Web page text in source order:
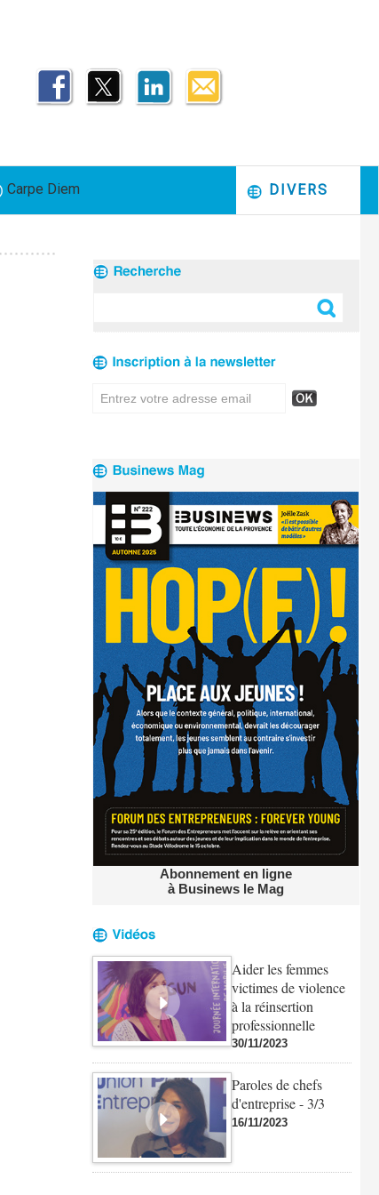
Carpe Diem DIVERS
Abonnement en ligne
à Businews le Mag
Aider les femmes
victimes de violence
à la réinsertion
professionnelle
30/11/2023
Paroles de chefs
d'entreprise - 3/3
16/11/2023